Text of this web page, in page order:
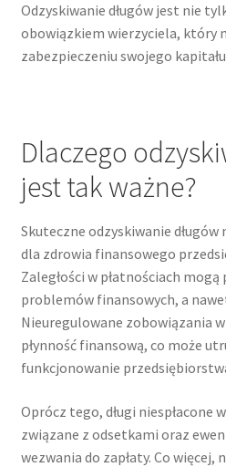
Odzyskiwanie długów jest nie
obowiązkiem wierzyciela, który
zabezpieczeniu swojego
Dlaczego
jest tak ważne?
Skuteczne odzyskiwanie
dla zdrowia finansowego
Zaległości w płatnościach
problemów finansowych, a
Nieuregulowane zobowiązania
płynność finansową, co może
funkcjonowanie
Oprócz tego, długi niespłacone
związane z odsetkami oraz
wezwania do zapłaty. Co więcej,